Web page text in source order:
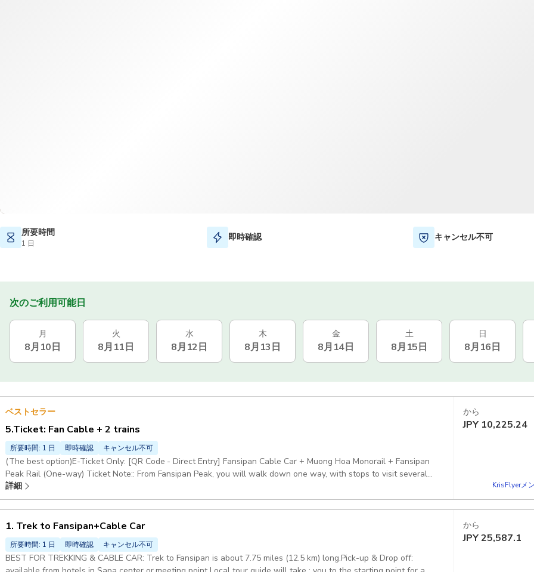
所要時間
1 日
即時確認 キャンセル不可
次のご利用可能日
月
8月10日
火
8月11日
水
8月12日
木
8月13日
金
8月14日
土
8月15日
日
8月16日
ベストセラー
5.Ticket: Fan Cable + 2 trains
所要時間: 1 日 即時確認 キャンセル不可
(The best option)E-Ticket Only: [QR Code - Direct Entry] Fansipan Cable Car + Muong Hoa Monorail + Fansipan
Peak Rail (One-way) Ticket Note:: From Fansipan Peak, you will walk down one way, with stops to visit several
scenic spots along the way Child (100 - 139 cm) What's Included: E-Ticket Only Excludes: Tour guide, pickup &
drop-off, anything not mentioned in the 'Included' here
詳細
から
JPY 10,225.24
KrisFlyerメ
1. Trek to Fansipan+Cable Car
所要時間: 1 日 即時確認 キャンセル不可
BEST FOR TREKKING & CABLE CAR: Trek to Fansipan is about 7.75 miles (12.5 km) long.Pick-up & Drop off:
から
JPY25,587.1